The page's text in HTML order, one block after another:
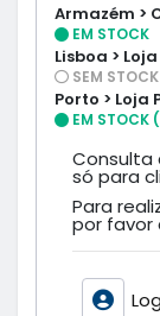
Armazém >
EM STOCK
Lisboa >
SEM STOCK
Porto > Loja
EM STOCK
Consulta
só para
Para
por favor